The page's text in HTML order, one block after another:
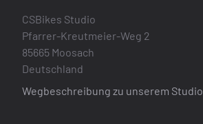
CSBikes Studio
Pfarrer-Kreutmeier-Weg 2
85665 Moosach
Deutschland
Wegbeschreibung zu unserem Studio